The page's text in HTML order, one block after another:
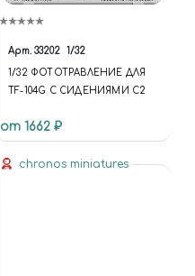
Арт. 33202 1/32
1/32 ФОТОТРАВЛЕНИЕ ДЛЯ
TF-104G С СИДЕНИЯМИ C2
от 1662 ₽
chronos miniatures